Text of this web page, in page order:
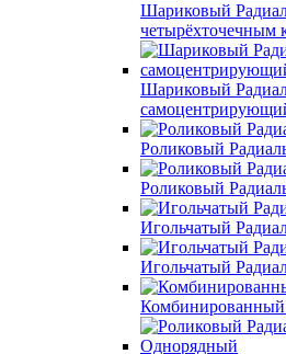
Шариковый
четырёхточечным
Шариковый
Роликовый
Роликовый
Игольчатый
Игольчатый